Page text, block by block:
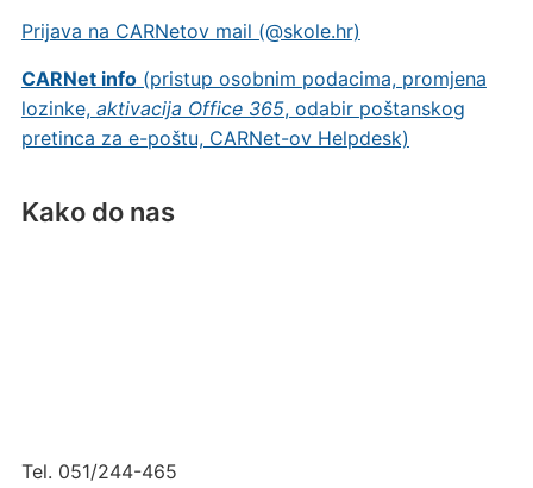
Prijava na CARNetov mail (@skole.hr)
CARNet info(pristup osobnim podacima, promjena
lozinke, aktivacija Office 365, odabir poštanskog
pretinca za e-poštu, CARNet-ov Helpdesk)
Kako do nas
Tel. 051/244-465